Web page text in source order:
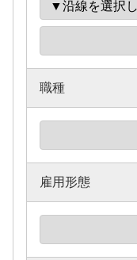
職種
雇用形態